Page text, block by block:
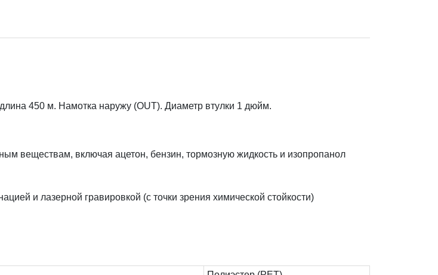
450 м. Намотка наружу (OUT). Диаметр втулки 1 дюйм.
веществам, включая ацетон, бензин, тормозную жидкость и изопропанол
и лазерной гравировкой (с точки зрения химической стойкости)